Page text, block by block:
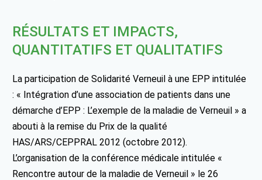
RÉSULTATS ET IMPACTS,
QUANTITATIFS ET QUALITATIFS
La participation de Solidarité Verneuil à une EPP intitulée
: « Intégration d’une association de patients dans une
démarche d’EPP : L’exemple de la maladie de Verneuil » a
abouti à la remise du Prix de la qualité
HAS/ARS/CEPPRAL 2012 (octobre 2012).
L’organisation de la conférence médicale intitulée «
Rencontre autour de la maladie de Verneuil » le 26